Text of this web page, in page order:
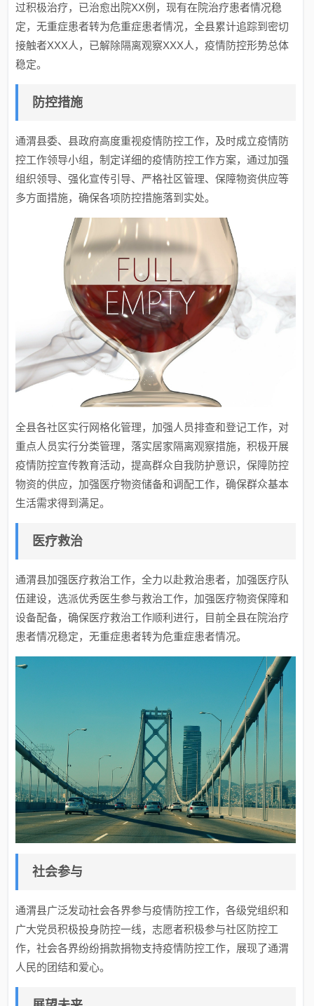
过积极治疗，已治愈出院XX例，现有在院治疗患者情况稳
定，无重症患者转为危重症患者情况，全县累计追踪到密切
接触者XXX人，已解除隔离观察XXX人，疫情防控形势总体
稳定。
防控措施
通渭县委、县政府高度重视疫情防控工作，及时成立疫情防
控工作领导小组，制定详细的疫情防控工作方案，通过加强
组织领导、强化宣传引导、严格社区管理、保障物资供应等
多方面措施，确保各项防控措施落到实处。
全县各社区实行网格化管理，加强人员排查和登记工作，对
重点人员实行分类管理，落实居家隔离观察措施，积极开展
疫情防控宣传教育活动，提高群众自我防护意识，保障防控
物资的供应，加强医疗物资储备和调配工作，确保群众基本
生活需求得到满足。
医疗救治
通渭县加强医疗救治工作，全力以赴救治患者，加强医疗队
伍建设，选派优秀医生参与救治工作，加强医疗物资保障和
设备配备，确保医疗救治工作顺利进行，目前全县在院治疗
患者情况稳定，无重症患者转为危重症患者情况。
社会参与
通渭县广泛发动社会各界参与疫情防控工作，各级党组织和
广大党员积极投身防控一线，志愿者积极参与社区防控工
作，社会各界纷纷捐款捐物支持疫情防控工作，展现了通渭
人民的团结和爱心。